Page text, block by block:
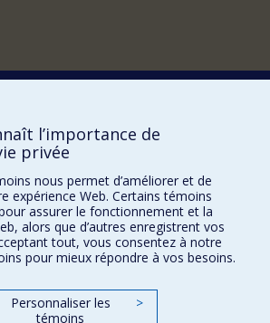
Département?
DES SCIENCES
l’importance de
privée
nous permet d’améliorer et de
expérience Web. Certains témoins
assurer le fonctionnement et la
alors que d’autres enregistrent vos
tout, vous consentez à notre
pour mieux répondre à vos besoins.
Personnaliser les
témoins
>